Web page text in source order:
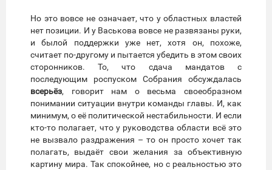
Но это вовсе не означает, что у областных властей
нет позиции. И у Васькова вовсе не развязаны руки,
и былой поддержки уже нет, хотя он, похоже,
считает по-другому и пытается убедить в этом своих
сторонников. То, что сдача мандатов с
последующим роспуском Собрания обсуждалась
всерьёз, говорит нам о весьма своеобразном
понимании ситуации внутри команды главы. И, как
минимум, о её политической нестабильности. И если
кто-то полагает, что у руководства области всё это
не вызвало раздражения – то он просто хочет так
полагать, выдаёт свои желания за объективную
картину мира. Так спокойнее, но с реальностью это